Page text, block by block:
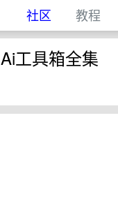
社区 教程
Ai工具箱全集